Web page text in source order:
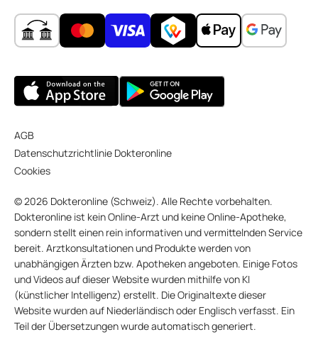
AGB
Datenschutzrichtlinie Dokteronline
Cookies
© 2026 Dokteronline (Schweiz). Alle Rechte vorbehalten.
Dokteronline ist kein Online-Arzt und keine Online-Apotheke,
sondern stellt einen rein informativen und vermittelnden Service
bereit. Arztkonsultationen und Produkte werden von
unabhängigen Ärzten bzw. Apotheken angeboten. Einige Fotos
und Videos auf dieser Website wurden mithilfe von KI
(künstlicher Intelligenz) erstellt. Die Originaltexte dieser
Website wurden auf Niederländisch oder Englisch verfasst. Ein
Teil der Übersetzungen wurde automatisch generiert.